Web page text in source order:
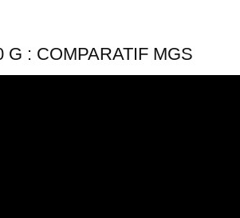
: COMPARATIF MGS